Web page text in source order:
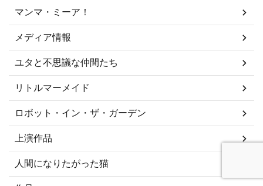
マンマ・ミーア！
メディア情報
ユタと不思議な仲間たち
リトルマーメイド
ロボット・イン・ザ・ガーデン
上演作品
人間になりたがった猫